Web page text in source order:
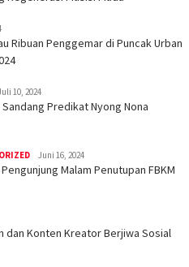
Ribuan Penggemar di Puncak Urban
10, 2024
Predikat Nyong Nona
Juni 16, 2024
Malam Penutupan FBKM
dan Konten Kreator Berjiwa Sosial